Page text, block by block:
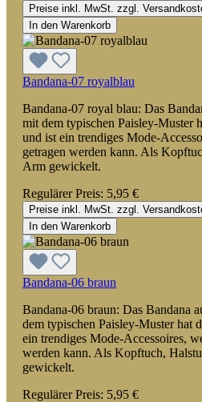
Preise inkl. MwSt. zzgl.
In den Warenkorb
Bandana-07 royalblau
Bandana-07 royal blau: Das
mit dem typischen Paisley-Muster
und ist ein trendiges Mode-
getragen werden kann. Als
Arm gewickelt.
Regulärer Preis: 5,95 €
Preise inkl. MwSt. zzgl.
In den Warenkorb
Bandana-06 braun
Bandana-06 braun: Das Bandana
dem typischen Paisley-Muster hat
ein trendiges Mode-Accessoires,
werden kann. Als Kopftuch,
gewickelt.
Regulärer Preis: 5,95 €